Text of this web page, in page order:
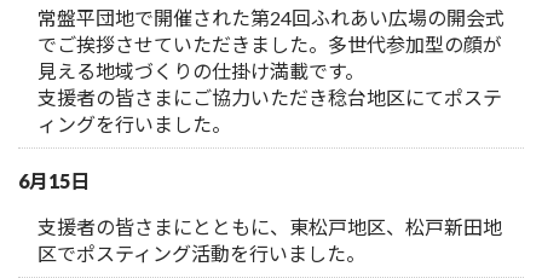
常盤平団地で開催された第24回ふれあい広場の開会式
でご挨拶させていただきました。多世代参加型の顔が
見える地域づくりの仕掛け満載です。
支援者の皆さまにご協力いただき稔台地区にてポステ
ィングを行いました。
6月15日
支援者の皆さまにとともに、東松戸地区、松戸新田地
区でポスティング活動を行いました。